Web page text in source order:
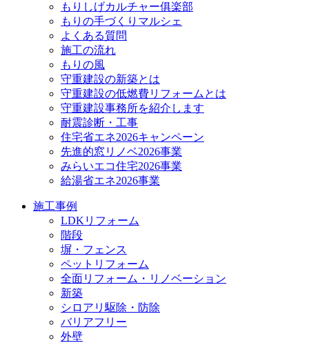
もりしげカルチャー俱楽部
もりの手づくりマルシェ
よくある質問
施工の流れ
もりの風
守重建設の新築とは
守重建設の低燃費リフォームとは
守重建設事務所を紹介します
耐震診断・工事
住宅省エネ2026キャンペーン
先進的窓リノベ2026事業
みらいエコ住宅2026事業
給湯省エネ2026事業
施工事例
LDKリフォーム
階段
塀・フェンス
ペットリフォーム
全面リフォーム・リノベーション
新築
シロアリ駆除・防除
バリアフリー
外壁